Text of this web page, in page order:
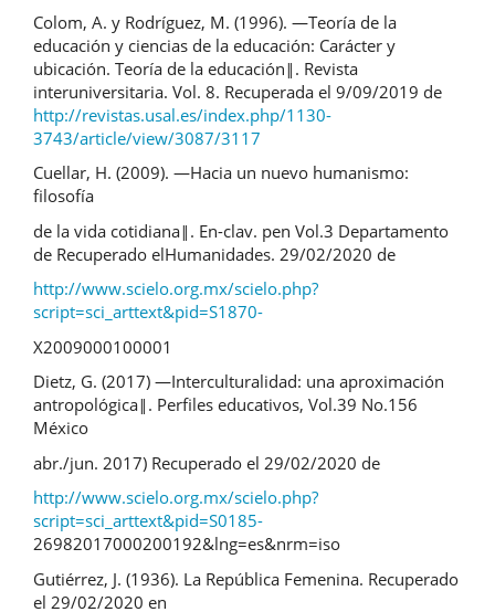
Colom, A. y Rodríguez, M. (1996). ―Teoría de la
educación y ciencias de la educación: Carácter y
ubicación. Teoría de la educación‖. Revista
interuniversitaria. Vol. 8. Recuperada el 9/09/2019 de
http://revistas.usal.es/index.php/1130-
3743/article/view/3087/3117
Cuellar, H. (2009). ―Hacia un nuevo humanismo:
filosofía
de la vida cotidiana‖. En-clav. pen Vol.3 Departamento
de Recuperado elHumanidades. 29/02/2020 de
http://www.scielo.org.mx/scielo.php?
script=sci_arttext&pid=S1870-
X2009000100001
Dietz, G. (2017) ―Interculturalidad: una aproximación
antropológica‖. Perfiles educativos, Vol.39 No.156
México
abr./jun. 2017) Recuperado el 29/02/2020 de
http://www.scielo.org.mx/scielo.php?
script=sci_arttext&pid=S0185-
26982017000200192&lng=es&nrm=iso
Gutiérrez, J. (1936). La República Femenina. Recuperado
el 29/02/2020 en